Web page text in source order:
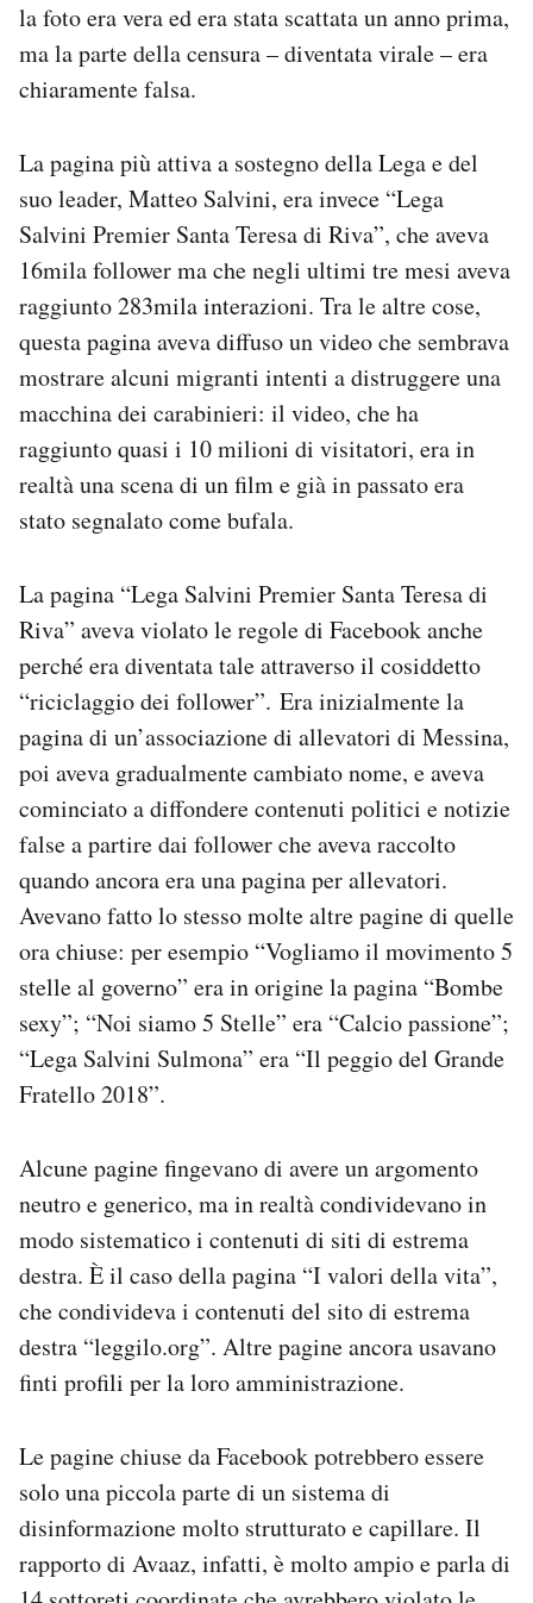
la foto era vera ed era stata scattata un anno prima,
ma la parte della censura – diventata virale – era
chiaramente falsa.
La pagina più attiva a sostegno della Lega e del
suo leader, Matteo Salvini, era invece “Lega
Salvini Premier Santa Teresa di Riva”, che aveva
16mila follower ma che negli ultimi tre mesi aveva
raggiunto 283mila interazioni. Tra le altre cose,
questa pagina aveva diffuso un video che sembrava
mostrare alcuni migranti intenti a distruggere una
macchina dei carabinieri: il video, che ha
raggiunto quasi i 10 milioni di visitatori, era in
realtà una scena di un film e già in passato era
stato segnalato come bufala.
La pagina “Lega Salvini Premier Santa Teresa di
Riva” aveva violato le regole di Facebook anche
perché era diventata tale attraverso il cosiddetto
“riciclaggio dei follower”. Era inizialmente la
pagina di un’associazione di allevatori di Messina,
poi aveva gradualmente cambiato nome, e aveva
cominciato a diffondere contenuti politici e notizie
false a partire dai follower che aveva raccolto
quando ancora era una pagina per allevatori.
Avevano fatto lo stesso molte altre pagine di quelle
ora chiuse: per esempio “Vogliamo il movimento 5
stelle al governo” era in origine la pagina “Bombe
sexy”; “Noi siamo 5 Stelle” era “Calcio passione”;
“Lega Salvini Sulmona” era “Il peggio del Grande
Fratello 2018”.
Alcune pagine fingevano di avere un argomento
neutro e generico, ma in realtà condividevano in
modo sistematico i contenuti di siti di estrema
destra. È il caso della pagina “I valori della vita”,
che condivideva i contenuti del sito di estrema
destra “leggilo.org”. Altre pagine ancora usavano
finti profili per la loro amministrazione.
Le pagine chiuse da Facebook potrebbero essere
solo una piccola parte di un sistema di
disinformazione molto strutturato e capillare. Il
rapporto di Avaaz, infatti, è molto ampio e parla di